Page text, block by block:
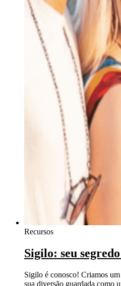
Recursos
Sigilo: seu
Sigilo é conosco! Criamos
sua diversão guardada como